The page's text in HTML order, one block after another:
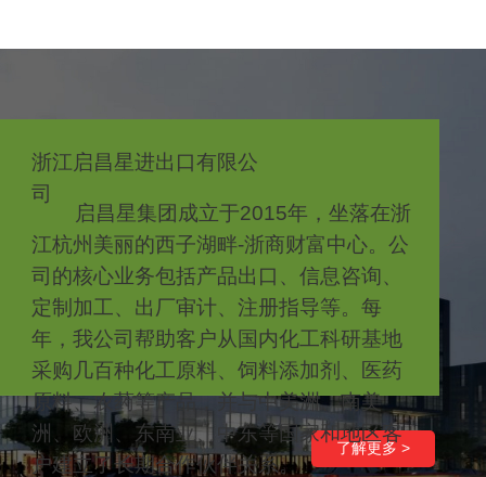
启昌星集团成立于2015年，坐落在浙
江杭州美丽的西子湖畔-浙商财富中心。公
司的核心业务包括产品出口、信息咨询、
定制加工、出厂审计、注册指导等。每
年，我公司帮助客户从国内化工科研基地
采购几百种化工原料、饲料添加剂、医药
原料、农药等产品，并与中美洲、南美
洲、欧洲、东南亚、中东等国家和地区客
户建立了长期合作伙伴关系。
浙江启昌星进出口有限公
司
了解更多 >